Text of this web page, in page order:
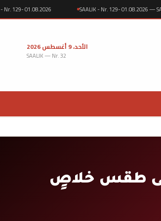
- Nr. 129- 01.08.2026 SAALIK - Nr. 129-
الأحد، 9 أغسطس 2026
SAALIK — Nr. 32
إلى طقس خلاصٍ